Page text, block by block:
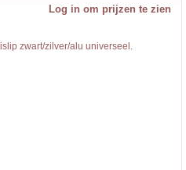
Log in om prijzen te zien
zwart/zilver/alu universeel.